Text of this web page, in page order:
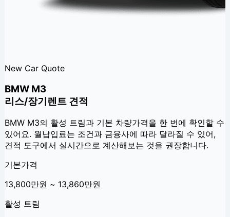
New Car Quote
BMW M3
리스/장기렌트 견적
BMW M3의 활성 트림과 기본 차량가격을 한 번에 확인할 수
있어요. 월납입료는 조건과 금융사에 따라 달라질 수 있어,
견적 도구에서 실시간으로 계산해보는 것을 권장합니다.
기본가격
13,800만원 ~ 13,860만원
활성 트림